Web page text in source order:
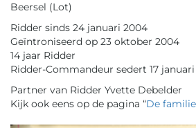
Beersel (Lot)
Ridder sinds 24 januari 2004
Geïntroniseerd op 23 oktober 2004
14 jaar Ridder
Ridder-Commandeur sedert 17 januari
Partner van Ridder Yvette Debelder
Kijk ook eens op de pagina “De